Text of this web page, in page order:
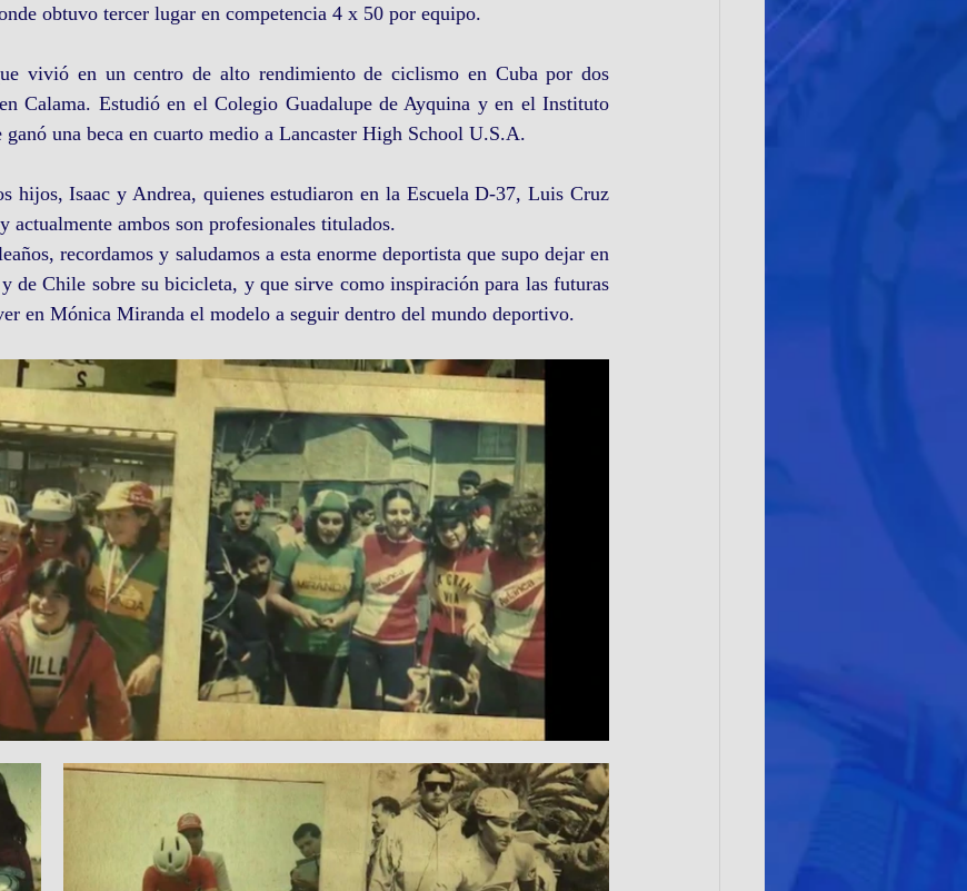
obtuvo tercer lugar en competencia 4 x 50 por equipo.
vivió en un centro de alto rendimiento de ciclismo en Cuba por dos
Calama. Estudió en el Colegio Guadalupe de Ayquina y en el Instituto
una beca en cuarto medio a Lancaster High School U.S.A.
hijos, Isaac y Andrea, quienes estudiaron en la Escuela D-37, Luis Cruz
ambos son profesionales titulados.
recordamos y saludamos a esta enorme deportista que supo dejar en
de Chile sobre su bicicleta, y que sirve como inspiración para las futuras
en Mónica Miranda el modelo a seguir dentro del mundo deportivo.